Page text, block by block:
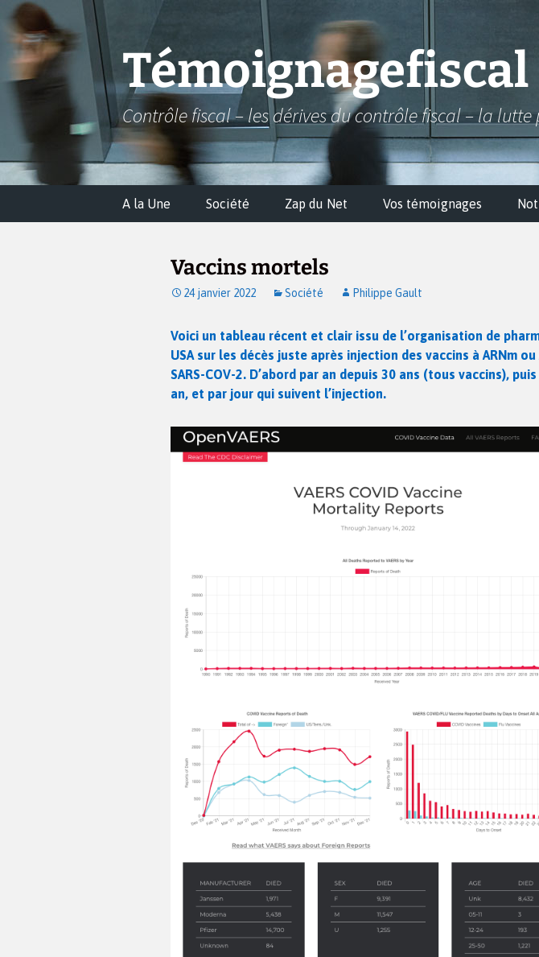
Aller
au
contenu
Témoignagefiscal
Contrôle fiscal – les dérives du contrôle fiscal – la
A la Une Société Zap du Net Vos témoignages
Vaccins mortels
24 janvier 2022 Société Philippe Gault
Voici un tableau récent et clair issu de l’organisation de
USA sur les décès juste après injection des vaccins à ARNm
SARS-COV-2. D’abord par an depuis 30 ans (tous vaccins),
an, et par jour qui suivent l’injection.